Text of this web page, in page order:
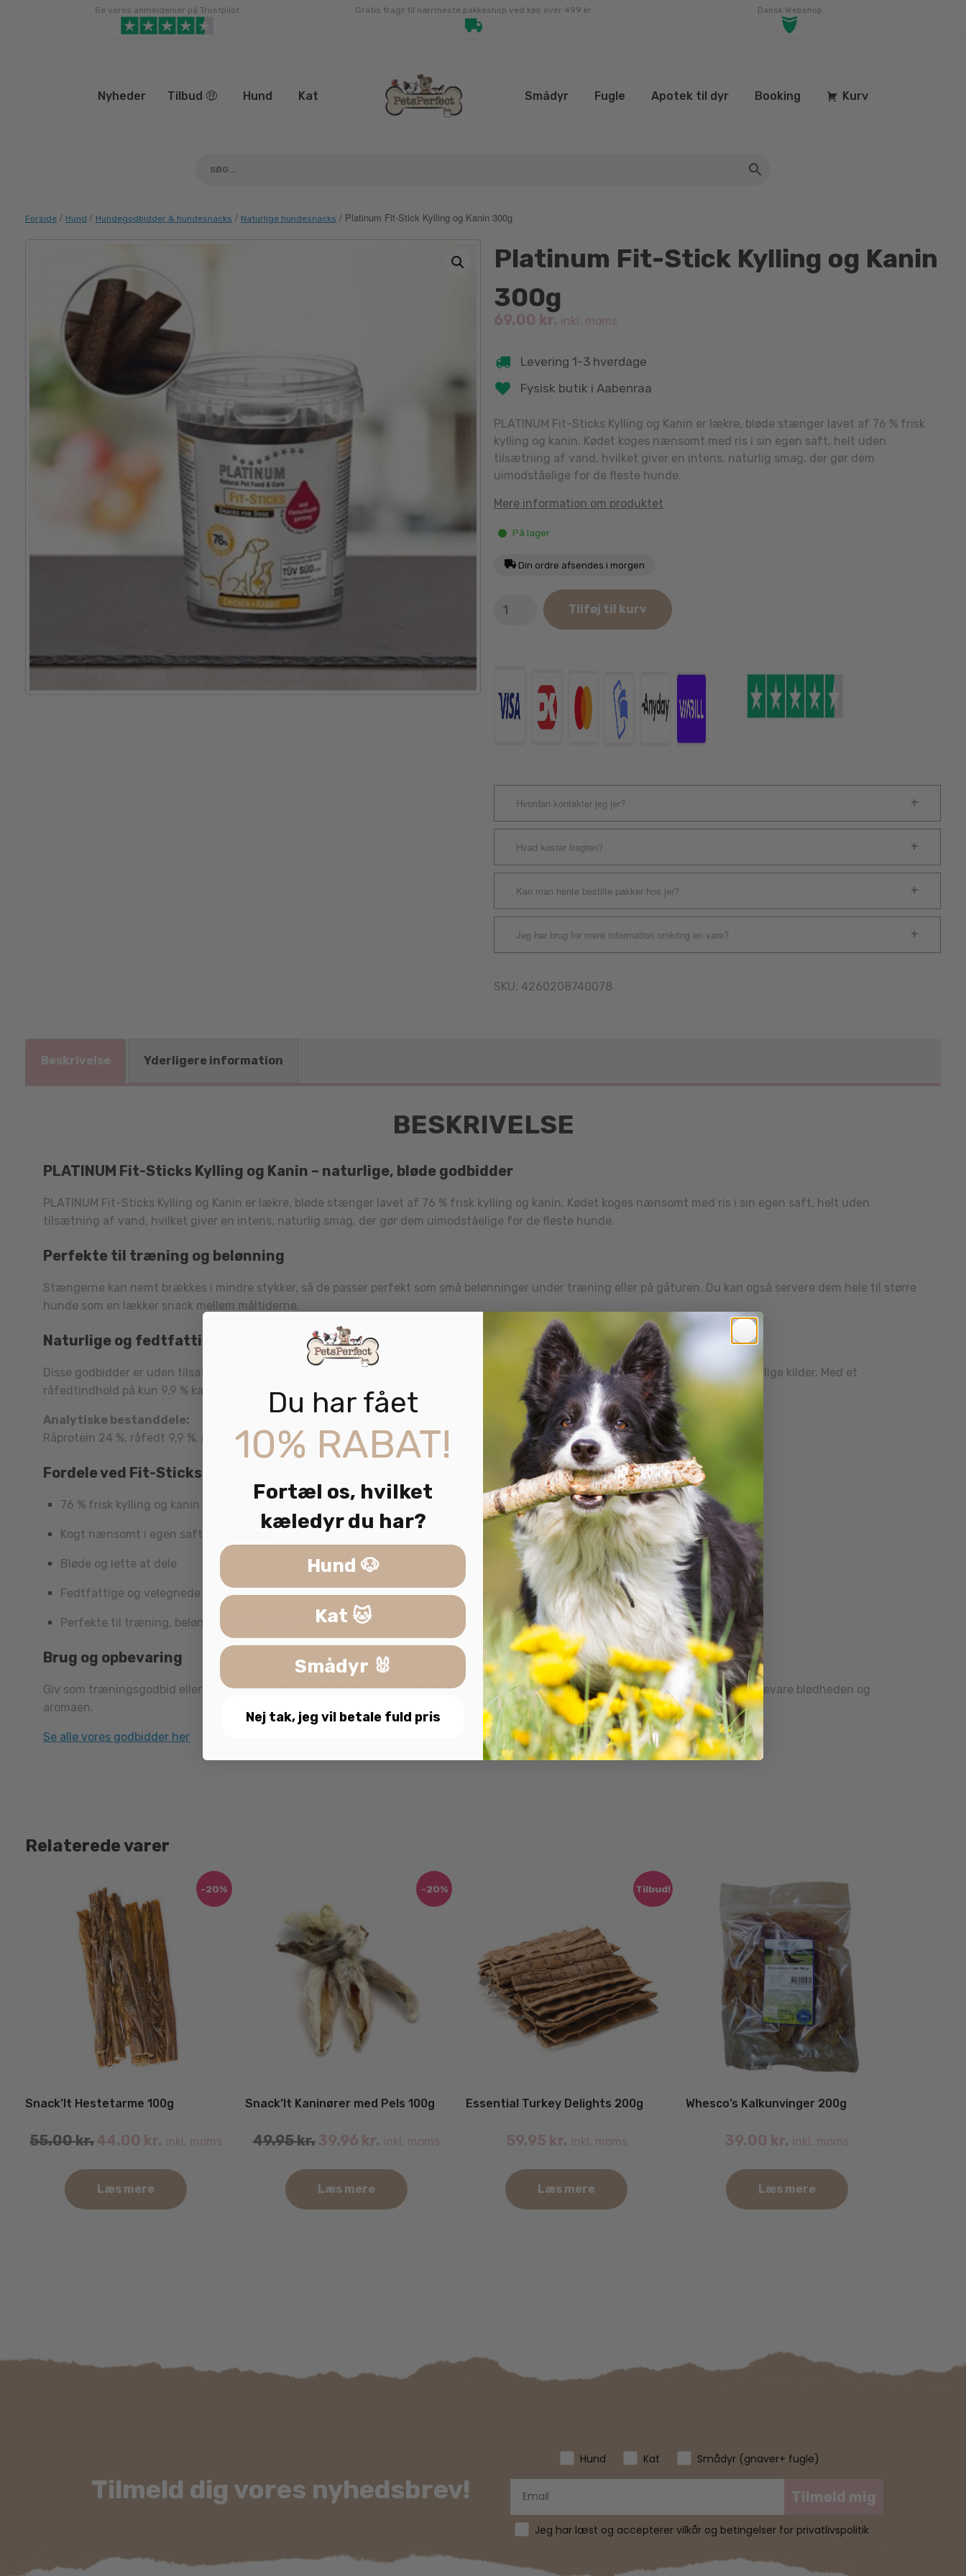
Se vores anmeldelser på Trustpilot Gratis fragt til nærmeste pakkeshop ved køb over 499 kr. Dansk Webshop
Nyheder Tilbud 🤑 Hund Kat Smådyr Fugle Apotek til dyr Booking Kurv
Forside / Hund / Hundegodbidder & hundesnacks / Naturlige hundesnacks / Platinum Fit-Stick Kylling og Kanin 300g
Platinum Fit-Stick Kylling og Kanin
300g
69.00 kr. inkl. moms
Levering 1-3 hverdage
Fysisk butik i Aabenraa
PLATINUM Fit-Sticks Kylling og Kanin er lækre, bløde stænger lavet af 76 % frisk
kylling og kanin. Kødet koges nænsomt med ris i sin egen saft, helt uden
tilsætning af vand, hvilket giver en intens, naturlig smag, der gør dem
uimodståelige for de fleste hunde.
Mere information om produktet
På lager
Din ordre afsendes i morgen
Fit-
antal
Tilføj til kurv
Hvordan kontakter jeg jer?
Hvad koster fragten?
Kan man hente bestilte pakker hos jer?
Jeg har brug for mere information omkring en vare?
SKU: 4260208740078
Beskrivelse Yderligere information
BESKRIVELSE
PLATINUM Fit-Sticks Kylling og Kanin – naturlige, bløde godbidder
PLATINUM Fit-Sticks Kylling og Kanin er lækre, bløde stænger lavet af 76 % frisk kylling og kanin. Kødet koges nænsomt med ris i sin egen saft, helt uden
tilsætning af vand, hvilket giver en intens, naturlig smag, der gør dem uimodståelige for de fleste hunde.
Perfekte til træning og belønning
Stængerne kan nemt brækkes i mindre stykker, så de passer perfekt som små belønninger under træning eller på gåturen. Du kan også servere dem hele til større
hunde som en lækker snack mellem måltiderne.
Naturlige og fedtfattige
Disse godbidder er uden tilsatte vitaminer og mineraler, konserveret med naturlig kaliumsorbat og indeholder antioxidanter fra naturlige kilder. Med et
råfedtindhold på kun 9,9 % kan de bruges dagligt uden at belaste vægten unødigt.
Analytiske bestanddele:
Råprotein 24 %, råfedt 9,9 %, råaske 6,5 %, træstof 2,5 %, calcium 1,5 %, fosfor 1 %, naturligt fugtindhold 18 %.
Fordele ved Fit-Sticks
76 % frisk kylling og kanin
Kogt nænsomt i egen saft – uden vand
Bløde og lette at dele
Fedtfattige og velegnede til hvalpe
Perfekte til træning, belønning og små pauser
Brug og opbevaring
Giv som træningsgodbid eller hygge-snack. Sørg altid for frisk vand til din hund og opbevar stængerne i en lufttæt beholder for at bevare blødheden og
aromaen.
Se alle vores godbidder her
Relaterede varer
-20%
Snack’It Hestetarme 100g
55.00kr.44.00 kr. inkl. moms
Læs mere
-20%
Snack’It Kaninører med Pels 100g
49.95kr.39.96 kr. inkl. moms
Læs mere
Tilbud!
Essential Turkey Delights 200g
59.95 kr. inkl. moms
Læs mere
Whesco’s Kalkunvinger 200g
39.00 kr. inkl. moms
Læs mere
Tilmeld dig vores nyhedsbrev!
Hund Kat Smådyr (gnaver+ fugle)
Tilmeld mig
Jeg har læst og accepterer vilkår og betingelser for privatlivspolitik
Du har fået
10% RABAT!
Fortæl os, hvilket
kæledyr du har?
Hund 🐶
Kat 🐱
Smådyr 🐰
Nej tak, jeg vil betale fuld pris